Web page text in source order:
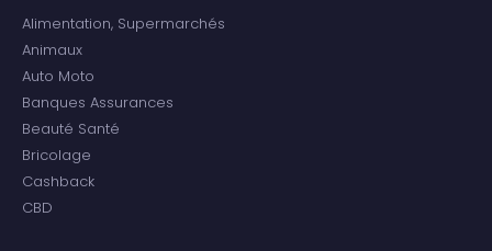
Alimentation, Supermarchés
Animaux
Auto Moto
Banques Assurances
Beauté Santé
Bricolage
Cashback
CBD